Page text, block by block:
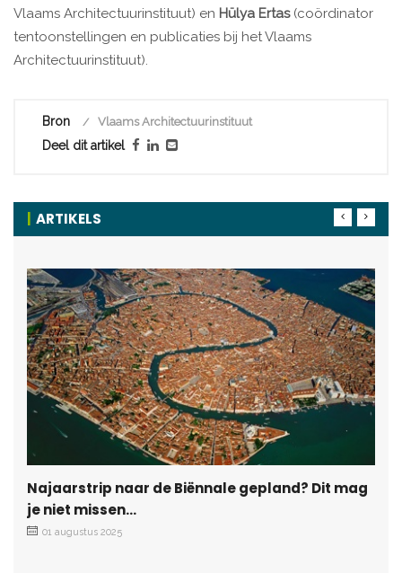
Vlaams Architectuurinstituut) en Hülya Ertas(coördinator
tentoonstellingen en publicaties bij het Vlaams
Architectuurinstituut).
Bron Vlaams Architectuurinstituut
Deel dit artikel
ARTIKELS
Najaarstrip naar de Biënnale gepland? Dit mag
je niet missen…
01 augustus 2025